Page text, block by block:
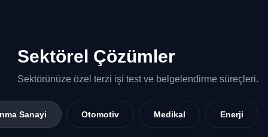
Sektörel Çözümler
Sektörünüze özel terzi işi test ve belgelendirme süreçleri.
Sanayi Otomotiv Medikal Enerji